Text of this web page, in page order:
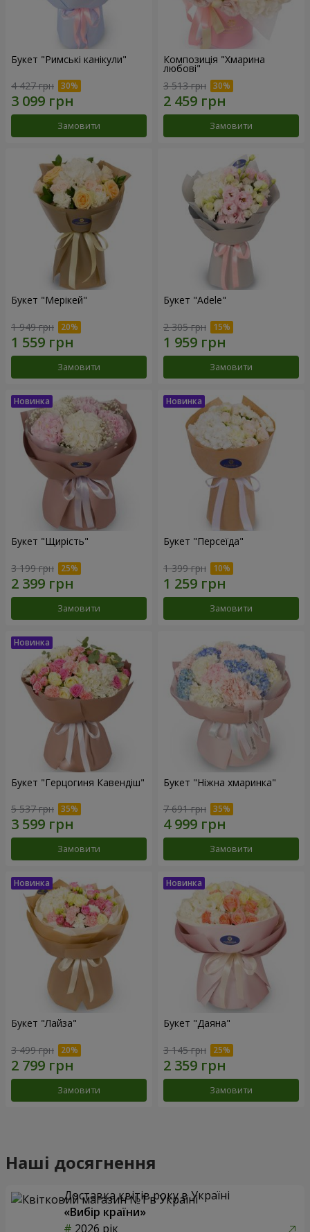
Букет "Римські канікули"
4 427 грн
Замовити
Композиція "Хмарина
любові"
3 513 грн
Замовити
Букет "Мерікей"
1 949 грн
Замовити
Букет "Adele"
2 305 грн
Замовити
Букет "Щирість"
3 199 грн
Замовити
Букет "Персеїда"
1 399 грн
Замовити
Букет "Герцогиня Кавендіш"
5 537 грн
Замовити
Букет "Ніжна хмаринка"
7 691 грн
Замовити
Букет "Лайза"
3 499 грн
Замовити
Букет "Даяна"
3 145 грн
Замовити
Наші досягнення
Доставка квітів року в Україні
«Вибір країни»
2026 рік